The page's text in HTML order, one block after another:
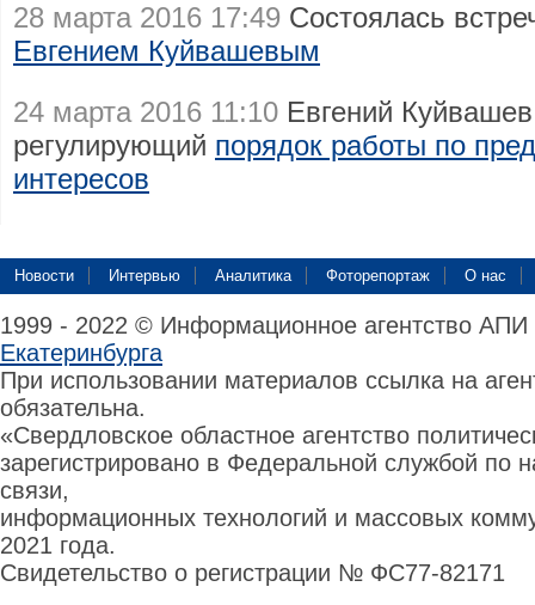
28 марта 2016 17:49 Состоялась
Евгением Куйвашевым
24 марта 2016 11:10 Евгений
регулирующий порядок работы по
интересов
Новости Интервью Аналитика Фоторепортаж О нас
1999 - 2022 © Информационное агентство
Екатеринбурга
При использовании материалов ссылка на
обязательна.
«Свердловское областное агентство
зарегистрировано в Федеральной службой по
связи,
информационных технологий и массовых
2021 года.
Свидетельство о регистрации № ФС77-82171